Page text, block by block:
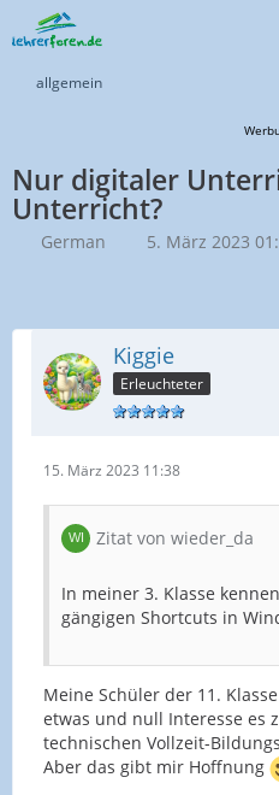
allgemein
Nur digitaler
Unterricht?
German 5. März 2023
Kiggie
Erleuchteter
15. März 2023 11:38
Zitat von wieder_da
In meiner 3. Klasse
gängigen Shortcuts in
Meine Schüler der 11.
etwas und null Interesse es
technischen Vollzeit-
Aber das gibt mir Hoffnung